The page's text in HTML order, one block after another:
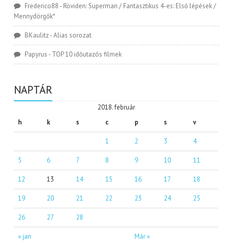
Frederico88 - Röviden: Superman / Fantasztikus 4-es: Első lépések /
Mennydörgők*
BKaulitz-Alias sorozat
Papyrus - TOP 10 időutazós filmek
NAPTÁR
2018. február
h
k s c p s v
« jan Már »
1 2 3 4
5 6 7 8 9 10 11
12 13 14 15 16 17 18
19 20 21 22 23 24 25
26 27 28